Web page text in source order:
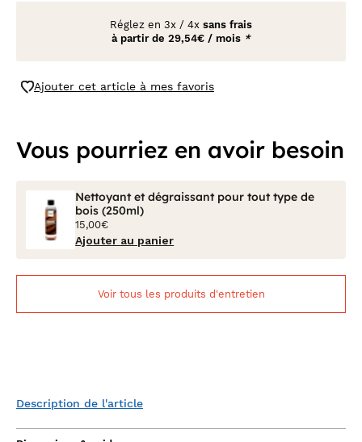
Réglez en 3x / 4x sans frais
à partir de 29,54€ / mois *
Ajouter cet article à mes favoris
Vous pourriez en avoir besoin
Nettoyant et dégraissant pour tout type de
bois (250ml)
15,00€
Ajouter au panier
Voir tous les produits d'entretien
Description de l'article